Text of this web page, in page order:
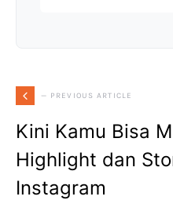
— PREVIOUS ARTICLE
Kini Kamu Bisa
Highlight dan
Instagram